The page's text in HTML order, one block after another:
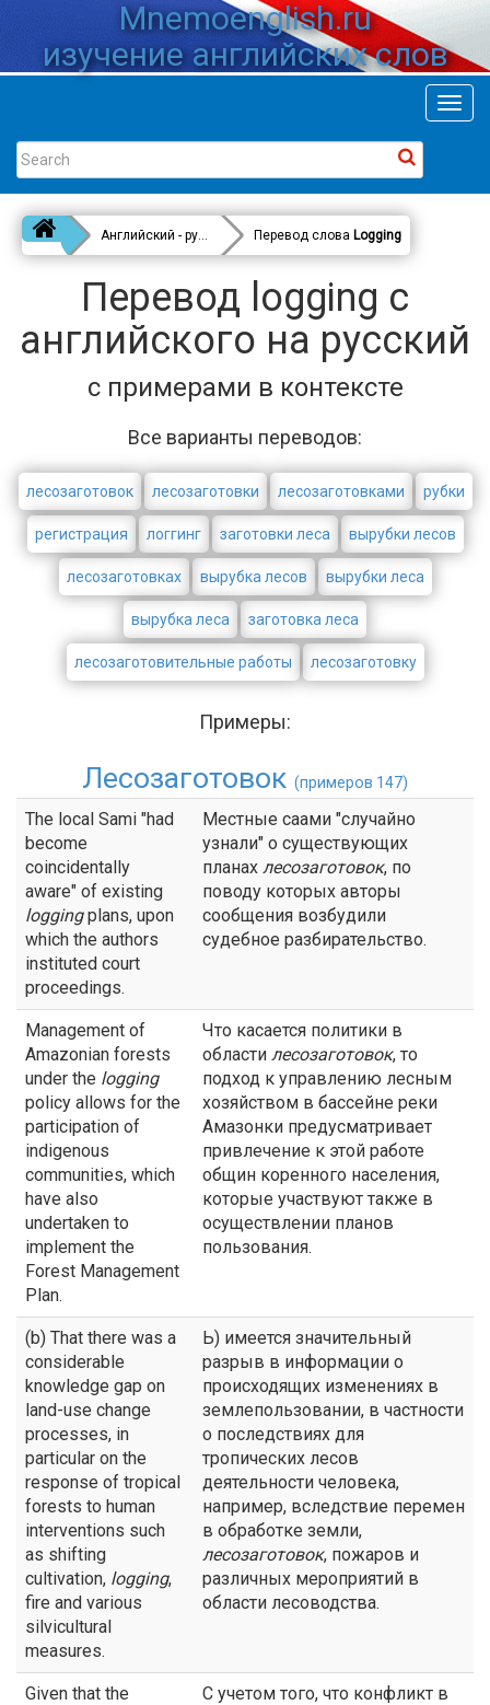
Mnemoenglish.ru
изучение английских слов
Английский - русский Перевод слова Logging
Перевод logging с
английского на русский
с примерами в контексте
Все варианты переводов:
лесозаготовок лесозаготовки лесозаготовками рубки
регистрация логгинг заготовки леса вырубки лесов
лесозаготовках вырубка лесов вырубки леса
вырубка леса заготовка леса
лесозаготовительные работы лесозаготовку
Примеры:
Лесозаготовок (примеров 147)
The local Sami "had
become
coincidentally
aware" of existing
loggingplans, upon
which the authors
instituted court
proceedings.
Местные саами "случайно
узнали" о существующих
планах лесозаготовок, по
поводу которых авторы
сообщения возбудили
судебное разбирательство.
Management of
Amazonian forests
under the logging
policy allows for the
participation of
indigenous
communities, which
have also
undertaken to
implement the
Forest Management
Plan.
Что касается политики в
области лесозаготовок, то
подход к управлению лесным
хозяйством в бассейне реки
Амазонки предусматривает
привлечение к этой работе
общин коренного населения,
которые участвуют также в
осуществлении планов
пользования.
(b) That there was a
considerable
knowledge gap on
land-use change
processes, in
particular on the
response of tropical
forests to human
interventions such
as shifting
cultivation, logging,
fire and various
silvicultural
measures.
Ь) имеется значительный
разрыв в информации о
происходящих изменениях в
землепользовании, в частности
о последствиях для
тропических лесов
деятельности человека,
например, вследствие перемен
в обработке земли,
лесозаготовок, пожаров и
различных мероприятий в
области лесоводства.
Given that the
С учетом того, что конфликт в